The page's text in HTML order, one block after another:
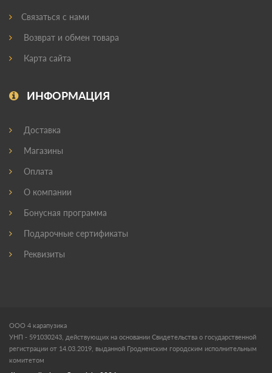
Связаться с нами
Возврат и обмен товара
Карта сайта
ИНФОРМАЦИЯ
Доставка
Магазины
Оплата
О компании
Бонусная программа
Подарочные сертификаты
Реквизиты
ООО 4 карапузика
УНП - 591030243, действующих на основании Свидетельства о государственной
регистрации от 14.03.2019, выданной Гродненским городским исполнительным
комитетом